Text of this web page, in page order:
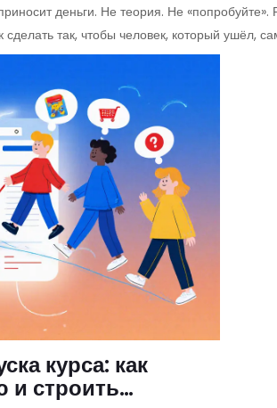
деньги. Не теория. Не
так, чтобы человек, который ушёл,
курса: как
и строить